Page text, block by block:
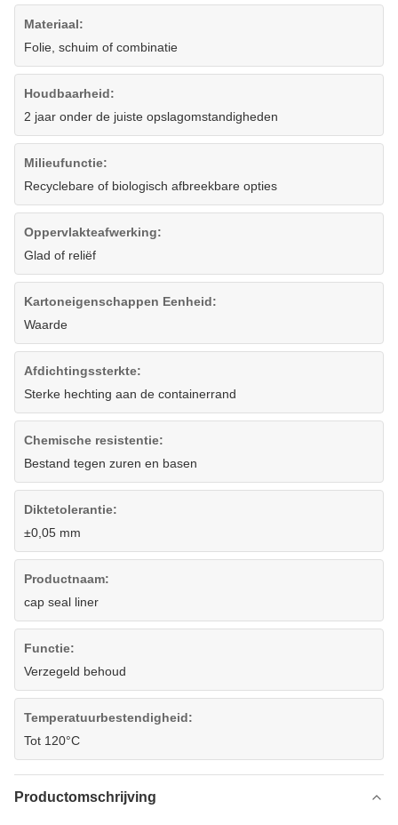
Materiaal:
Folie, schuim of combinatie
Houdbaarheid:
2 jaar onder de juiste opslagomstandigheden
Milieufunctie:
Recyclebare of biologisch afbreekbare opties
Oppervlakteafwerking:
Glad of reliëf
Kartoneigenschappen Eenheid:
Waarde
Afdichtingssterkte:
Sterke hechting aan de containerrand
Chemische resistentie:
Bestand tegen zuren en basen
Diktetolerantie:
±0,05 mm
Productnaam:
cap seal liner
Functie:
Verzegeld behoud
Temperatuurbestendigheid:
Tot 120°C
Productomschrijving